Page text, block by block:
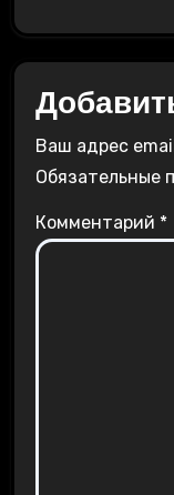
Ваш адрес
Обязательные
Комментарий *